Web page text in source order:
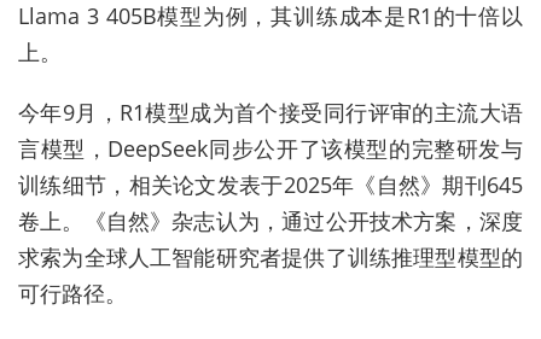
Llama 3 405B模型为例，其训练成本是R1的十倍以
上。
今年9月，R1模型成为首个接受同行评审的主流大语
言模型，DeepSeek同步公开了该模型的完整研发与
训练细节，相关论文发表于2025年《自然》期刊645
卷上。《自然》杂志认为，通过公开技术方案，深度
求索为全球人工智能研究者提供了训练推理型模型的
可行路径。